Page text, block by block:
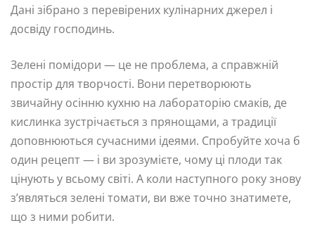
Дані зібрано з перевірених кулінарних джерел і
досвіду господинь.
Зелені помідори — це не проблема, а справжній
простір для творчості. Вони перетворюють
звичайну осінню кухню на лабораторію смаків, де
кислинка зустрічається з прянощами, а традиції
доповнюються сучасними ідеями. Спробуйте хоча б
один рецепт — і ви зрозумієте, чому ці плоди так
цінують у всьому світі. А коли наступного року знову
з’являться зелені томати, ви вже точно знатимете,
що з ними робити.